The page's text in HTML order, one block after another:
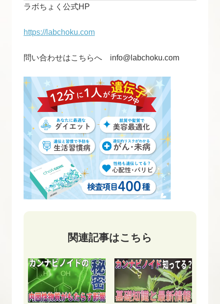
ラボちょく公式HP
https://labchoku.com
問い合わせはこちらへ info@labchoku.com
関連記事はこちら